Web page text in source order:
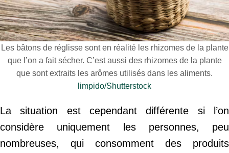
Les bâtons de réglisse sont en réalité les rhizomes de la plante
que l’on a fait sécher. C’est aussi des rhizomes de la plante
que sont extraits les arômes utilisés dans les aliments.
limpido/Shutterstock
La situation est cependant différente si l’on
considère uniquement les personnes, peu
nombreuses, qui consomment des produits